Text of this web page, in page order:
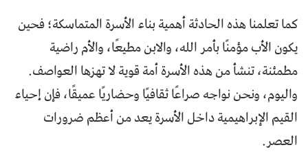
كما تعلمنا هذه الحادثة أهمية بناء الأسرة المتماسكة؛ فحين
يكون الأب مؤمنًا بأمر الله، والابن مطيعًا، والأم راضية
مطمئنة، تنشأ من هذه الأسرة أمة قوية لا تهزها العواصف.
واليوم، ونحن نواجه صراعًا ثقافيًا وحضاريًا عميقًا، فإن إحياء
القيم الإبراهيمية داخل الأسرة يعد من أعظم ضرورات
العصر.